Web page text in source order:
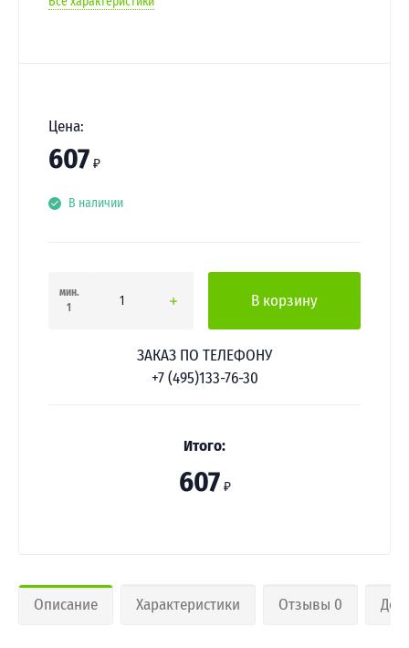
Цена:
607 ₽
В наличии
мин.
1
В корзину
ЗАКАЗ ПО ТЕЛЕФОНУ
+7 (495)133-76-30
Итого:
607 ₽
Описание Характеристики Отзывы 0